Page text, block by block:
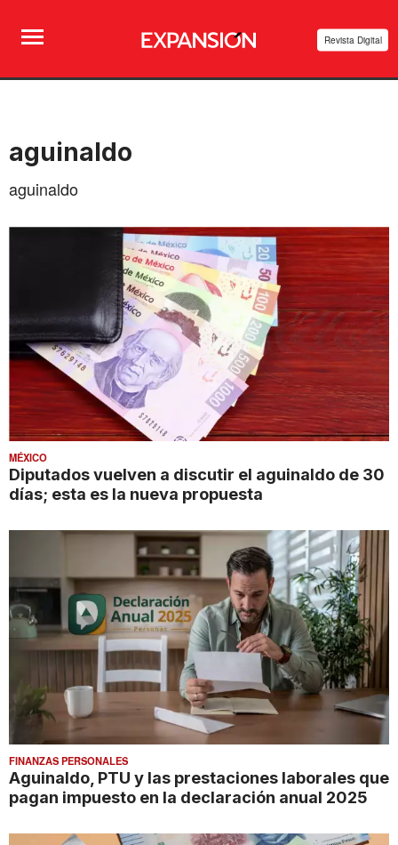
Revista Digital
aguinaldo
aguinaldo
MÉXICO
Diputados vuelven a discutir el aguinaldo de 30
días; esta es la nueva propuesta
FINANZAS PERSONALES
Aguinaldo, PTU y las prestaciones laborales que
pagan impuesto en la declaración anual 2025